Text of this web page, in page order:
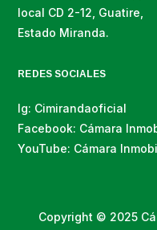
local CD 2-12, Guatire,
Estado Miranda.
REDES SOCIALES
Ig: Cimirandaoficial
Facebook: Cámara
YouTube: Cámara
Copyright © 2025